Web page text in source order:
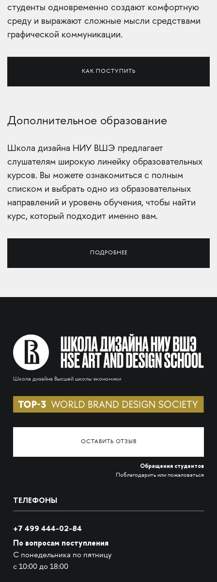
студенты одновременно создают комфортную
среду и выражают сложные мысли средствами
графической коммуникации.
КАК ПОСТУПИТЬ
Дополнительное образование
Школа дизайна НИУ ВШЭ предлагает
слушателям широкую линейку образовательных
курсов. Вы можете ознакомиться с полным
списком и выбрать одно из образовательных
направлений и уровень обучения, чтобы найти
курс, который подходит именно вам.
ПОДРОБНЕЕ
Школа дизайна Высшей школы экономики
ОСТАВИТЬ ОТЗЫВ
Обращения студентов
Поблагодарить или пожаловаться
ТЕЛЕФОНЫ
+7 499 444-02-84
По вопросам поступления
С понедельника по пятницу
с 10:00 до 18:00